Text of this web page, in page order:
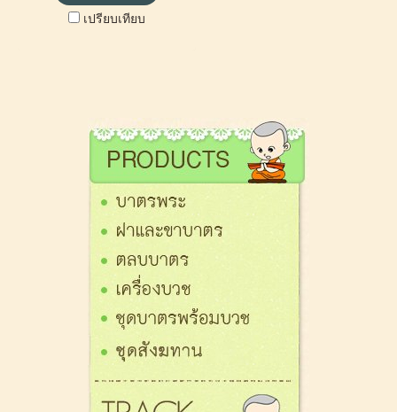
เปรียบเทียบ